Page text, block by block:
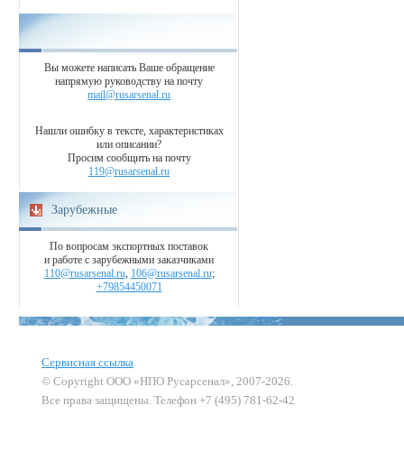
Вы можете написать Ваше обращение
напрямую руководству на почту
mail@rusarsenal.ru
Нашли ошибку в тексте, характеристиках
или описании?
Просим сообщить на почту
119@rusarsenal.ru
Зарубежные
По вопросам экспортных поставок
и работе с зарубежными заказчиками
110@rusarsenal.ru, 106@rusarsenal.ru;
+79854450071
Сервисная ссылка
© Copyright ООО «НПО Русарсенал», 2007-2026.
Все права защищены. Телефон +7 (495) 781-62-42